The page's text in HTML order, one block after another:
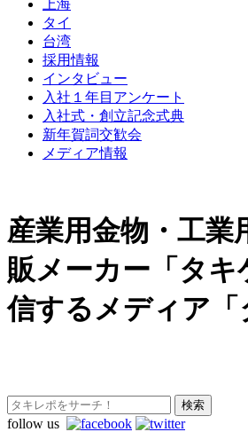
上海
タイ
台湾
採用情報
インタビュー
入社１年目アンケート
入社式・創立記念式典
新年賀詞交歓会
メディア情報
産業用金物・工業
販メーカー「タキ
信するメディア「
follow us